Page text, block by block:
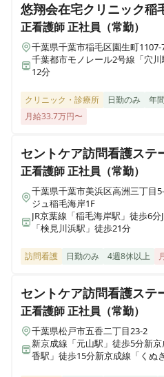
悠翔会在宅クリニック稲
正看護師正社員（常勤）
千葉県千葉市稲毛区園生町1107-
千葉都市モノレール2号線「穴
12分
クリニック・診療所 日勤のみ 年
月給33.7万円〜
セントケア訪問看護ステ
正看護師正社員（常勤）
千葉県千葉市美浜区高洲三丁目
ジュ稲毛海岸1F
JR京葉線「稲毛海岸駅」徒歩6分
「検見川浜駅」徒歩21分
訪問看護 日勤のみ 4週8休以上
セントケア訪問看護ステ
正看護師正社員（常勤）
千葉県松戸市五香二丁目23-2
新京成線「元山駅」徒歩5分新
香駅」徒歩15分新京成線「くぬ